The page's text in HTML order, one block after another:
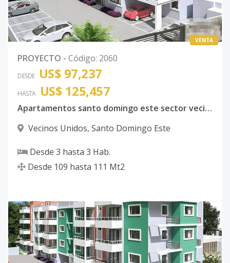
VENTA
PROYECTO - Código: 2060
DESDE US$ 97,237
HASTA US$ 125,457
Apartamentos santo domingo este sector vecinos unidos
Vecinos Unidos, Santo Domingo Este
Desde 3 hasta 3 Hab.
Desde 109 hasta 111 Mt2